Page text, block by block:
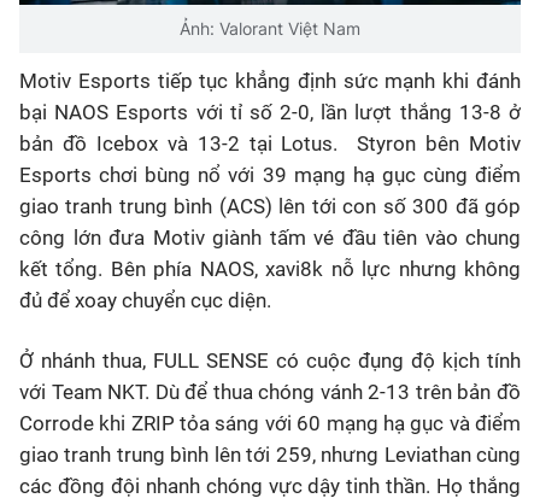
Bên lề
Ảnh: Valorant Việt Nam
Motiv Esports tiếp tục khẳng định sức mạnh khi đánh
bại NAOS Esports với tỉ số 2-0, lần lượt thắng 13-8 ở
bản đồ Icebox và 13-2 tại Lotus. Styron bên Motiv
Esports chơi bùng nổ với 39 mạng hạ gục cùng điểm
giao tranh trung bình (ACS) lên tới con số 300 đã góp
công lớn đưa Motiv giành tấm vé đầu tiên vào chung
kết tổng. Bên phía NAOS, xavi8k nỗ lực nhưng không
đủ để xoay chuyển cục diện.
Ở nhánh thua, FULL SENSE có cuộc đụng độ kịch tính
với Team NKT. Dù để thua chóng vánh 2-13 trên bản đồ
Corrode khi ZRIP tỏa sáng với 60 mạng hạ gục và điểm
giao tranh trung bình lên tới 259, nhưng Leviathan cùng
các đồng đội nhanh chóng vực dậy tinh thần. Họ thắng